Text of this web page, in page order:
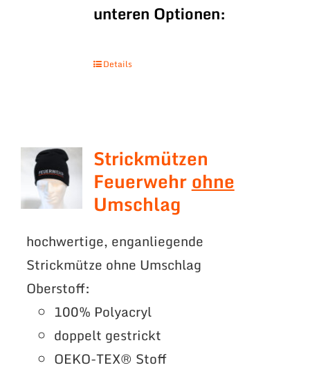
unteren Optionen:
Details
Strickmützen
Feuerwehrohne
Umschlag
hochwertige, enganliegende
Strickmütze ohne Umschlag
Oberstoff:
100% Polyacryl
doppelt gestrickt
OEKO-TEX® Stoff